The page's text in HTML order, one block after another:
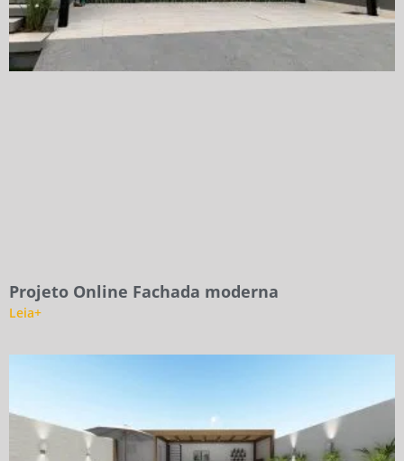
Projeto Online Fachada moderna
Leia+